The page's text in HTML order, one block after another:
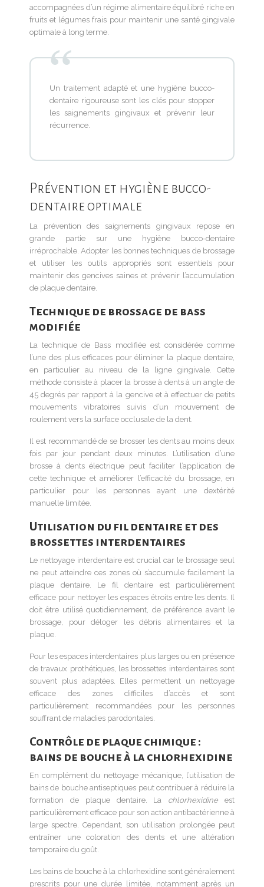
accompagnées d’un régime alimentaire équilibré riche en
fruits et légumes frais pour maintenir une santé gingivale
optimale à long terme.
Un traitement adapté et une hygiène bucco-
dentaire rigoureuse sont les clés pour stopper
les saignements gingivaux et prévenir leur
récurrence.
Prévention et hygiène bucco-
dentaire optimale
La prévention des saignements gingivaux repose en
grande partie sur une hygiène bucco-dentaire
irréprochable. Adopter les bonnes techniques de brossage
et utiliser les outils appropriés sont essentiels pour
maintenir des gencives saines et prévenir l’accumulation
de plaque dentaire.
Technique de brossage de bass
modifiée
La technique de Bass modifiée est considérée comme
l’une des plus efficaces pour éliminer la plaque dentaire,
en particulier au niveau de la ligne gingivale. Cette
méthode consiste à placer la brosse à dents à un angle de
45 degrés par rapport à la gencive et à effectuer de petits
mouvements vibratoires suivis d’un mouvement de
roulement vers la surface occlusale de la dent.
Il est recommandé de se brosser les dents au moins deux
fois par jour pendant deux minutes. L’utilisation d’une
brosse à dents électrique peut faciliter l’application de
cette technique et améliorer l’efficacité du brossage, en
particulier pour les personnes ayant une dextérité
manuelle limitée.
Utilisation du fil dentaire et des
brossettes interdentaires
Le nettoyage interdentaire est crucial car le brossage seul
ne peut atteindre ces zones où s’accumule facilement la
plaque dentaire. Le fil dentaire est particulièrement
efficace pour nettoyer les espaces étroits entre les dents. Il
doit être utilisé quotidiennement, de préférence avant le
brossage, pour déloger les débris alimentaires et la
plaque.
Pour les espaces interdentaires plus larges ou en présence
de travaux prothétiques, les brossettes interdentaires sont
souvent plus adaptées. Elles permettent un nettoyage
efficace des zones difficiles d’accès et sont
particulièrement recommandées pour les personnes
souffrant de maladies parodontales.
Contrôle de plaque chimique :
bains de bouche à la chlorhexidine
En complément du nettoyage mécanique, l’utilisation de
bains de bouche antiseptiques peut contribuer à réduire la
formation de plaque dentaire. La chlorhexidineest
particulièrement efficace pour son action antibactérienne à
large spectre. Cependant, son utilisation prolongée peut
entraîner une coloration des dents et une altération
temporaire du goût.
Les bains de bouche à la chlorhexidine sont généralement
prescrits pour une durée limitée, notamment après un